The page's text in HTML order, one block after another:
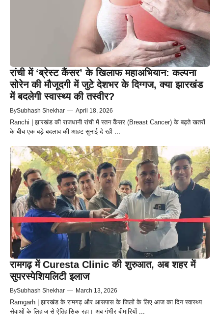
रांची में ‘ब्रेस्ट कैंसर’ के खिलाफ महाअभियान: कल्पना
सोरेन की मौजूदगी में जुटे देशभर के दिग्गज, क्या झारखंड
में बदलेगी स्वास्थ्य की तस्वीर?
BySubhash Shekhar — April 18, 2026
Ranchi | झारखंड की राजधानी रांची में स्तन कैंसर (Breast Cancer) के बढ़ते खतरों
के बीच एक बड़े बदलाव की आहट सुनाई दे रही ...
रामगढ़ में Curesta Clinic की शुरुआत, अब शहर में
सुपरस्पेशियलिटी इलाज
BySubhash Shekhar — March 13, 2026
Ramgarh | झारखंड के रामगढ़ और आसपास के जिलों के लिए आज का दिन स्वास्थ्य
सेवाओं के लिहाज से ऐतिहासिक रहा। अब गंभीर बीमारियों ...